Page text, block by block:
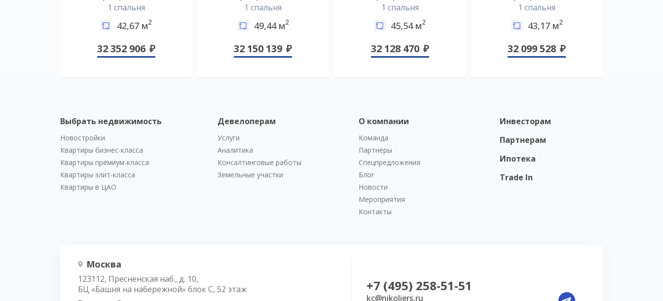
1 спальня
42,67 м2
32 352 906
1 спальня
49,44 м2
32 150 139
1 спальня
45,54 м2
32 128 470
1 спальня
43,17 м2
32 099 528
Выбрать недвижимость
Новостройки
Квартиры бизнес-класса
Квартиры премиум-класса
Квартиры элит-класса
Квартиры в ЦАО
Девелоперам
Услуги
Аналитика
Консалтинговые работы
Земельные участки
О компании
Команда
Партнеры
Спецпредложения
Блог
Новости
Мероприятия
Контакты
Инвесторам
Партнерам
Ипотека
Trade In
Москва
123112, Пресненская наб., д. 10,
БЦ «Башня на набережной» блок С, 52 этаж
+7 (495) 258-51-51
kc@nikoliers.ru